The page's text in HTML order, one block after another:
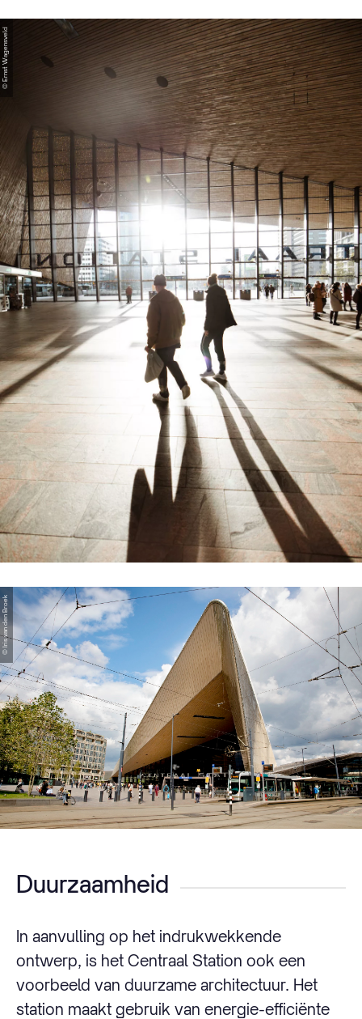
© Ernst Wagensveld
© Iris van den Broek
Duurzaamheid
In aanvulling op het indrukwekkende
ontwerp, is het Centraal Station ook een
voorbeeld van duurzame architectuur. Het
station maakt gebruik van energie-efficiënte